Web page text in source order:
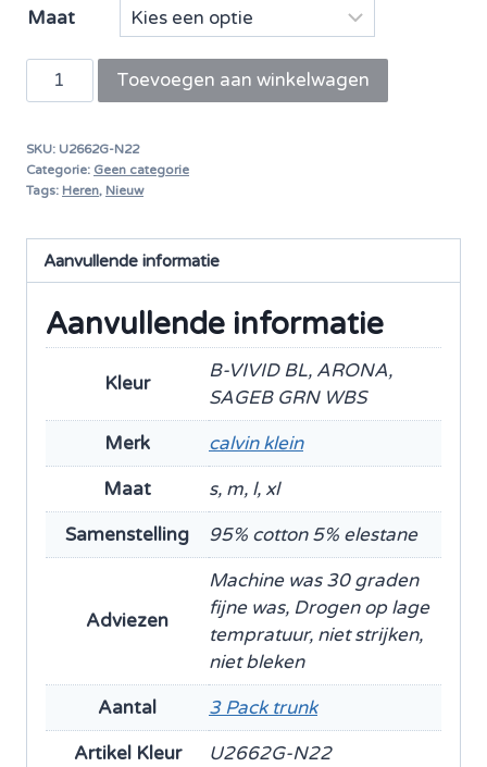
Maat
Calvin
Klein
Cotton
Stretch
3
Pack
Trunk
Toevoegen aan winkelwagen
SKU: U2662G-N22
Categorie: Geen categorie
Tags: Heren, Nieuw
Aanvullende informatie
Aanvullende informatie
Kleur
B-VIVID BL, ARONA,
SAGEB GRN WBS
Merk
calvin klein
Maat
s, m, l, xl
Samenstelling
95% cotton 5% elestane
Adviezen
Machine was 30 graden
fijne was, Drogen op lage
tempratuur, niet strijken,
niet bleken
Aantal
3 Pack trunk
Artikel Kleur
U2662G-N22